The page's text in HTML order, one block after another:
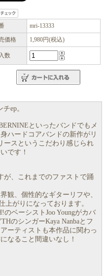
mri-13333
価格
1,980円(税込)
数
ep。
といったバンドでもメ
ハードコアバンドの新作がリ
ースというこだわり感じられ
です！
が、これまでのファストで踊
観、個性的なギターリフや、
上がりになっております。
ベーシストJoo Youngがカバ
のシンガーKaya Nanbaとフ
ーティストも本作品に関わっ
なること間違いなし！